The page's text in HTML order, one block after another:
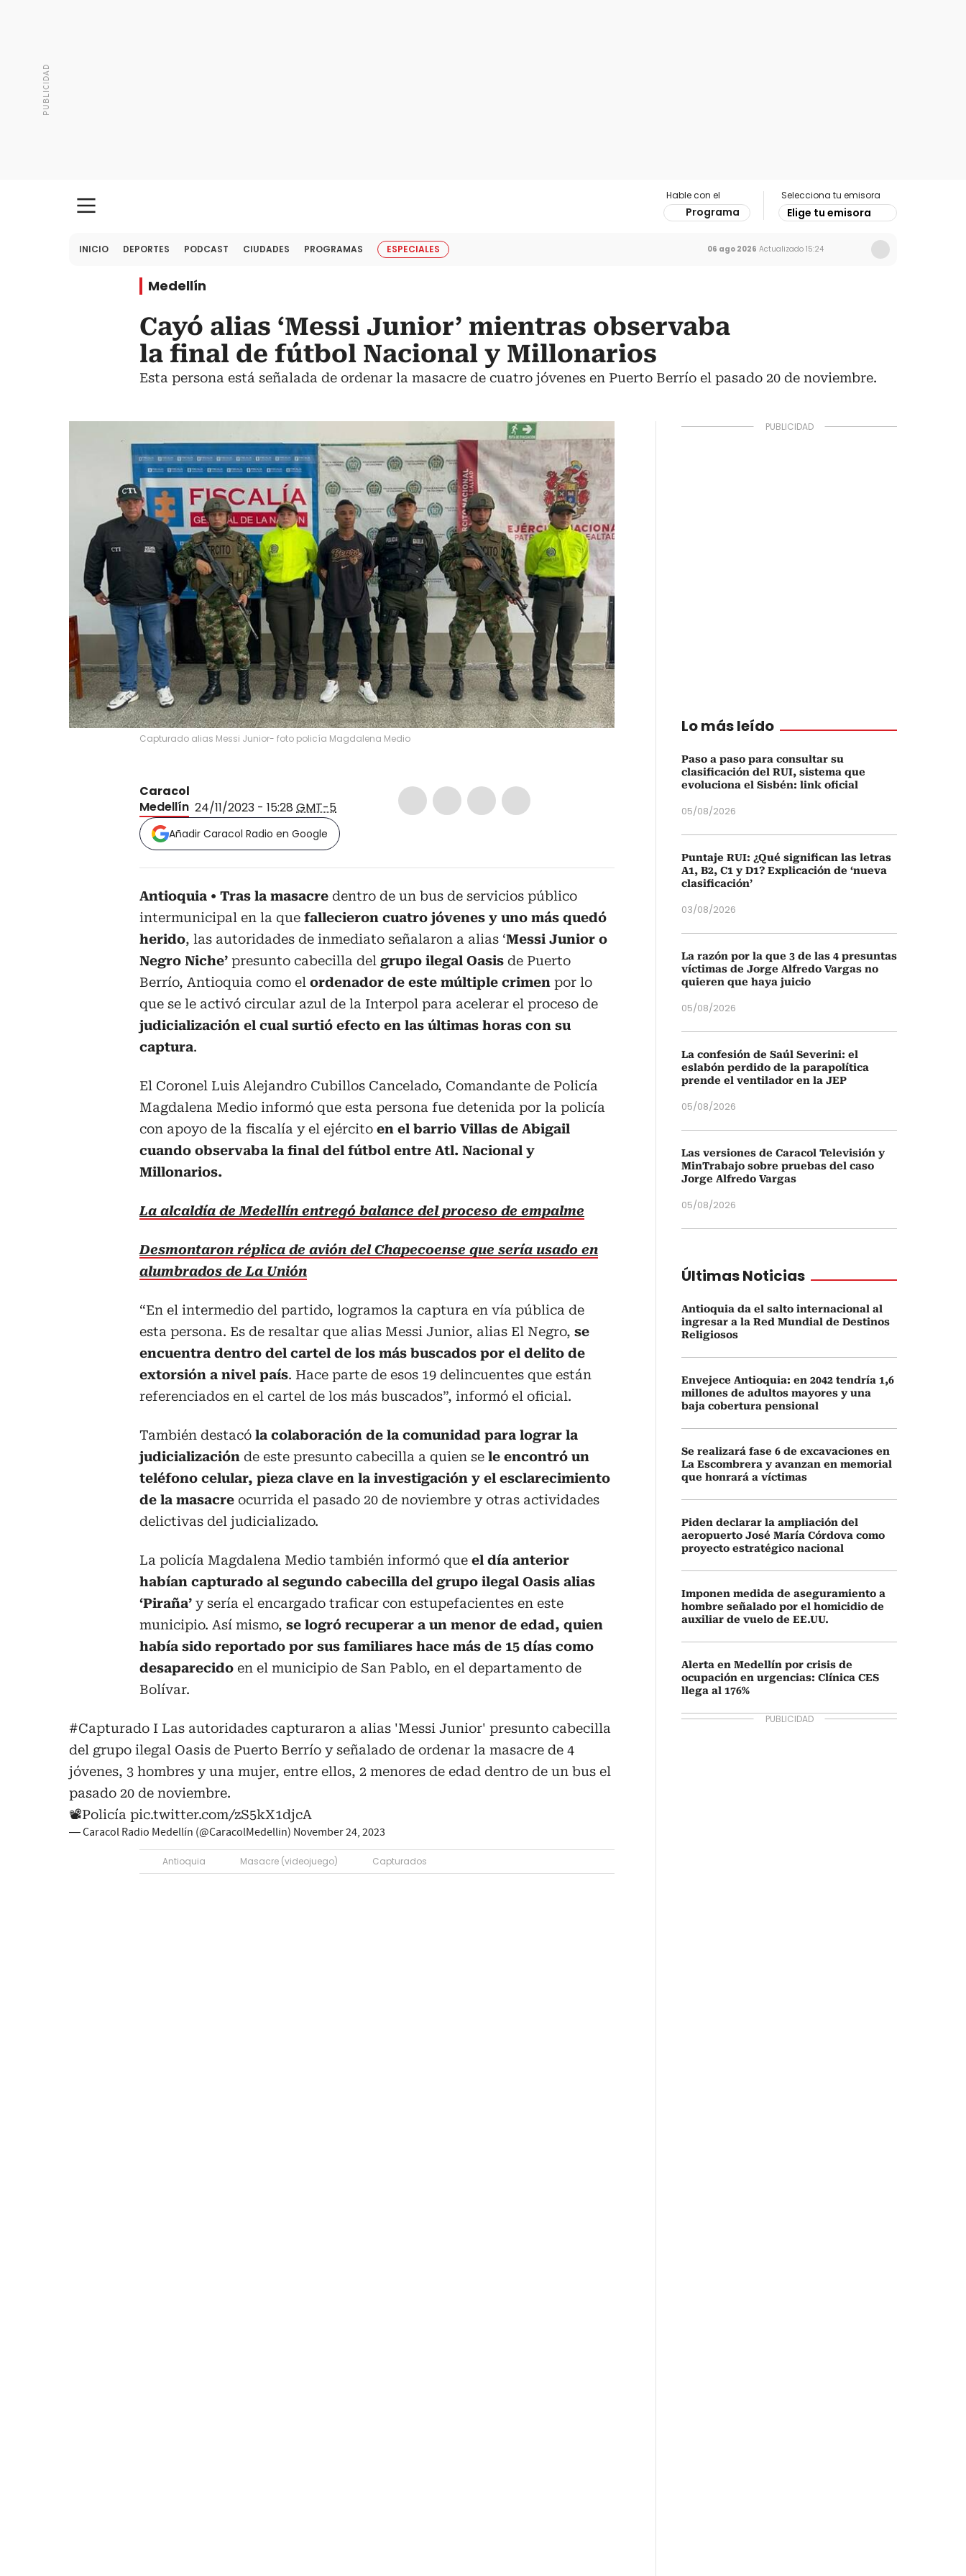
Hable con el
Programa
Selecciona tu emisora
Elige tu emisora
INICIO DEPORTES PODCAST CIUDADES PROGRAMAS ESPECIALES 06 ago 2026 Actualizado 15:24
Medellín
Cayó alias ‘Messi Junior’ mientras observaba
la final de fútbol Nacional y Millonarios
Esta persona está señalada de ordenar la masacre de cuatro jóvenes en Puerto Berrío el pasado 20 de noviembre.
Capturado alias Messi Junior- foto policía Magdalena Medio
Caracol
Medellín 24/11/2023 - 15:28 GMT-5
Añadir Caracol Radio en Google
Antioquia Tras la masacre dentro de un bus de servicios público
intermunicipal en la que fallecieron cuatro jóvenes y uno más quedó
herido, las autoridades de inmediato señalaron a alias ‘Messi Junior o
Negro Niche’ presunto cabecilla del grupo ilegal Oasis de Puerto
Berrío, Antioquia como el ordenador de este múltiple crimen por lo
que se le activó circular azul de la Interpol para acelerar el proceso de
judicialización el cual surtió efecto en las últimas horas con su
captura.
El Coronel Luis Alejandro Cubillos Cancelado, Comandante de Policía
Magdalena Medio informó que esta persona fue detenida por la policía
con apoyo de la fiscalía y el ejército en el barrio Villas de Abigail
cuando observaba la final del fútbol entre Atl. Nacional y
Millonarios.
La alcaldía de Medellín entregó balance del proceso de empalme
Desmontaron réplica de avión del Chapecoense que sería usado en
alumbrados de La Unión
“En el intermedio del partido, logramos la captura en vía pública de
esta persona. Es de resaltar que alias Messi Junior, alias El Negro, se
encuentra dentro del cartel de los más buscados por el delito de
extorsión a nivel país. Hace parte de esos 19 delincuentes que están
referenciados en el cartel de los más buscados”, informó el oficial.
También destacó la colaboración de la comunidad para lograr la
judicialización de este presunto cabecilla a quien se le encontró un
teléfono celular, pieza clave en la investigación y el esclarecimiento
de la masacre ocurrida el pasado 20 de noviembre y otras actividades
delictivas del judicializado.
La policía Magdalena Medio también informó que el día anterior
habían capturado al segundo cabecilla del grupo ilegal Oasis alias
‘Piraña’ y sería el encargado traficar con estupefacientes en este
municipio. Así mismo, se logró recuperar a un menor de edad, quien
había sido reportado por sus familiares hace más de 15 días como
desaparecido en el municipio de San Pablo, en el departamento de
Bolívar.
#Capturado I Las autoridades capturaron a alias 'Messi Junior' presunto cabecilla
del grupo ilegal Oasis de Puerto Berrío y señalado de ordenar la masacre de 4
jóvenes, 3 hombres y una mujer, entre ellos, 2 menores de edad dentro de un bus el
pasado 20 de noviembre.
📽️Policía pic.twitter.com/zS5kX1djcA
— Caracol Radio Medellín (@CaracolMedellin) November 24, 2023
Antioquia Masacre (videojuego) Capturados
Lo más leído
Paso a paso para consultar su
clasificación del RUI, sistema que
evoluciona el Sisbén: link oficial
05/08/2026
Puntaje RUI: ¿Qué significan las letras
A1, B2, C1 y D1? Explicación de ‘nueva
clasificación’
03/08/2026
La razón por la que 3 de las 4 presuntas
víctimas de Jorge Alfredo Vargas no
quieren que haya juicio
05/08/2026
La confesión de Saúl Severini: el
eslabón perdido de la parapolítica
prende el ventilador en la JEP
05/08/2026
Las versiones de Caracol Televisión y
MinTrabajo sobre pruebas del caso
Jorge Alfredo Vargas
05/08/2026
Últimas Noticias
Antioquia da el salto internacional al
ingresar a la Red Mundial de Destinos
Religiosos
Envejece Antioquia: en 2042 tendría 1,6
millones de adultos mayores y una
baja cobertura pensional
Se realizará fase 6 de excavaciones en
La Escombrera y avanzan en memorial
que honrará a víctimas
Piden declarar la ampliación del
aeropuerto José María Córdova como
proyecto estratégico nacional
Imponen medida de aseguramiento a
hombre señalado por el homicidio de
auxiliar de vuelo de EE.UU.
Alerta en Medellín por crisis de
ocupación en urgencias: Clínica CES
llega al 176%